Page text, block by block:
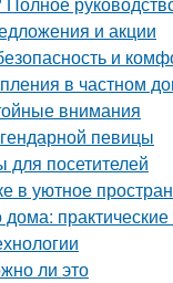
и акции
и
в частном
внимания
певицы
посетителей
в уютное
ли это